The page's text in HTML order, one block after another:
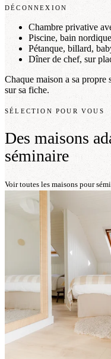
DÉCONNEXION
Chambre privative
Piscine, bain nordique
Pétanque, billard,
Dîner de chef, sur
Chaque maison a sa propre
sur sa fiche.
SÉLECTION POUR VOUS
Des maisons
séminaire
Voir toutes les maisons pour